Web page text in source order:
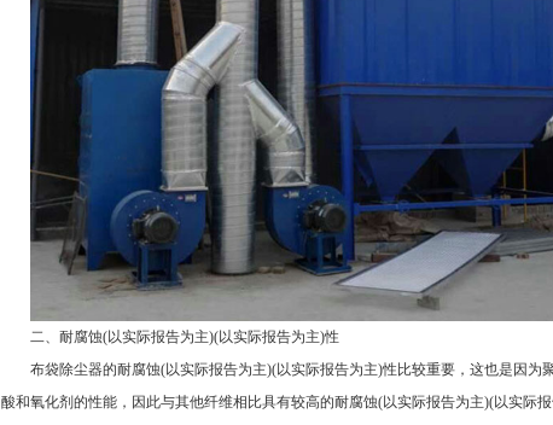
二、耐腐蚀(以实际报告为主)(以实际报告为主)性
布袋除尘器的耐腐蚀(以实际报告为主)(以实际报告为主)性比较重要，这也是因为
酸和氧化剂的性能，因此与其他纤维相比具有较高的耐腐蚀(以实际报告为主)(以实际